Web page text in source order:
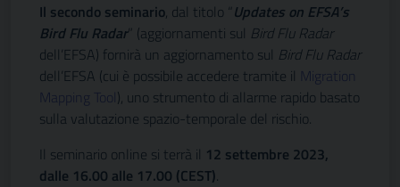
Il secondo seminario, dal titolo “Updates on EFSA’s
Bird Flu Radar” (aggiornamenti sul Bird Flu Radar
dell’EFSA) fornirà un aggiornamento sul Bird Flu Radar
dell’EFSA (cui è possibile accedere tramite il Migration
Mapping Tool ), uno strumento di allarme rapido basato
sulla valutazione spazio-temporale del rischio.
Il seminario online si terrà il 12 settembre 2023,
dalle 16.00 alle 17.00 (CEST).